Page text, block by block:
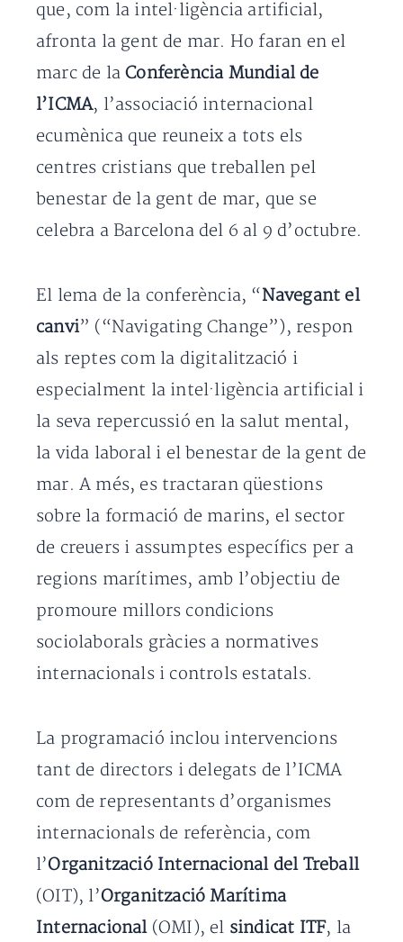
que, com la intel·ligència artificial,
afronta la gent de mar. Ho faran en el
marc de laConferència Mundial de
l’ICMA, l’associació internacional
ecumènica que reuneix a tots els
centres cristians que treballen pel
benestar de la gent de mar, que se
celebra a Barcelona del 6 al 9 d’octubre.
El lema de la conferència, “Navegant el
canvi” (“Navigating Change”), respon
als reptes com la digitalització i
especialment la intel·ligència artificial i
la seva repercussió en la salut mental,
la vida laboral i el benestar de la gent de
mar. A més, es tractaran qüestions
sobre la formació de marins, el sector
de creuers i assumptes específics per a
regions marítimes, amb l’objectiu de
promoure millors condicions
sociolaborals gràcies a normatives
internacionals i controls estatals.
La programació inclou intervencions
tant de directors i delegats de l’ICMA
com de representants d’organismes
internacionals de referència, com
l’Organització Internacional del Treball
(OIT), l’Organització Marítima
Internacional(OMI), el sindicat ITF, la